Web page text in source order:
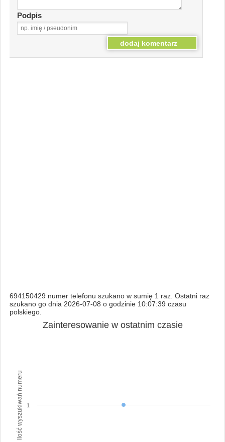
Podpis
694150429 numer telefonu szukano w sumię 1 raz. Ostatni raz
szukano go dnia 2026-07-08 o godzinie 10:07:39 czasu
polskiego.
Ilość wyszukiwań numeru
Zainteresowanie w ostatnim czasie
1